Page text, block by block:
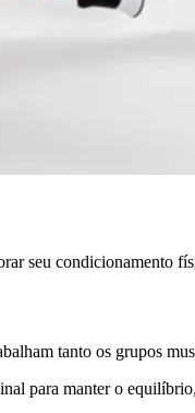
seu condicionamento
tanto os grupos
para manter o